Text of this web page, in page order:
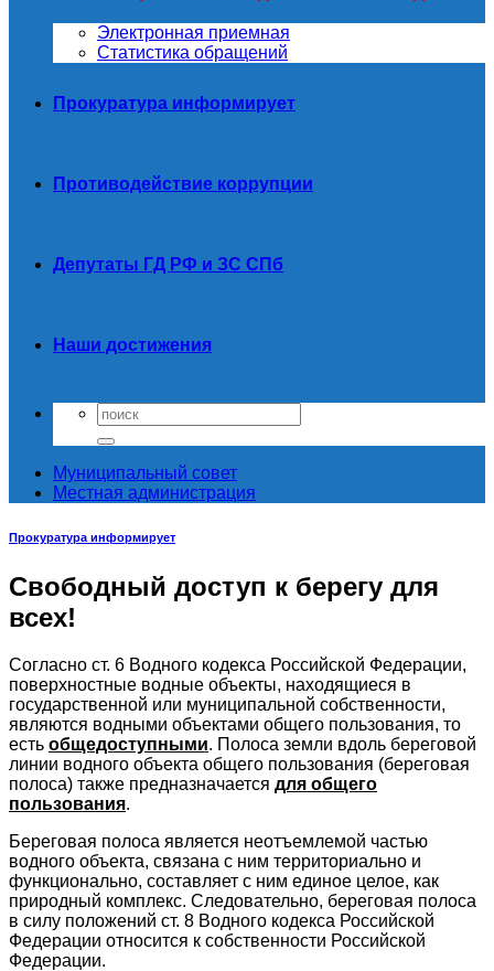
Электронная приемная
Статистика обращений
Прокуратура информирует
Противодействие коррупции
Депутаты ГД РФ и ЗС СПб
Наши достижения
Муниципальный совет
Местная администрация
Прокуратура информирует
Свободный доступ к берегу для
всех!
Согласно ст. 6 Водного кодекса Российской Федерации,
поверхностные водные объекты, находящиеся в
государственной или муниципальной собственности,
являются водными объектами общего пользования, то
есть общедоступными. Полоса земли вдоль береговой
линии водного объекта общего пользования (береговая
полоса) также предназначается для общего
пользования.
Береговая полоса является неотъемлемой частью
водного объекта, связана с ним территориально и
функционально, составляет с ним единое целое, как
природный комплекс. Следовательно, береговая полоса
в силу положений ст. 8 Водного кодекса Российской
Федерации относится к собственности Российской
Федерации.